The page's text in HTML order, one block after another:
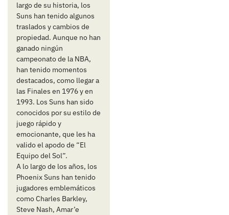
largo de su historia, los
Suns han tenido algunos
traslados y cambios de
propiedad. Aunque no han
ganado ningún
campeonato de la NBA,
han tenido momentos
destacados, como llegar a
las Finales en 1976 y en
1993. Los Suns han sido
conocidos por su estilo de
juego rápido y
emocionante, que les ha
valido el apodo de “El
Equipo del Sol”.
A lo largo de los años, los
Phoenix Suns han tenido
jugadores emblemáticos
como Charles Barkley,
Steve Nash, Amar’e